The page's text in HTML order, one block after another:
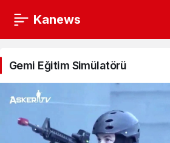
Kanews
Gemi
Eğitim
Simülatörü
Haberleri
Gemi Eğitim Simülatörü